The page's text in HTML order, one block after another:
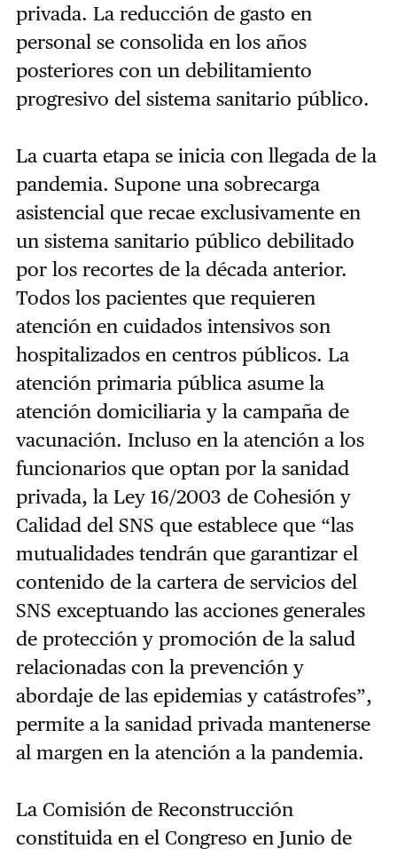
privada. La reducción de gasto en
personal se consolida en los años
posteriores con un debilitamiento
progresivo del sistema sanitario público.
La cuarta etapa se inicia con llegada de la
pandemia. Supone una sobrecarga
asistencial que recae exclusivamente en
un sistema sanitario público debilitado
por los recortes de la década anterior.
Todos los pacientes que requieren
atención en cuidados intensivos son
hospitalizados en centros públicos. La
atención primaria pública asume la
atención domiciliaria y la campaña de
vacunación. Incluso en la atención a los
funcionarios que optan por la sanidad
privada, la Ley 16/2003 de Cohesión y
Calidad del SNS que establece que “las
mutualidades tendrán que garantizar el
contenido de la cartera de servicios del
SNS exceptuando las acciones generales
de protección y promoción de la salud
relacionadas con la prevención y
abordaje de las epidemias y catástrofes”,
permite a la sanidad privada mantenerse
al margen en la atención a la pandemia.
La Comisión de Reconstrucción
constituida en el Congreso en Junio de